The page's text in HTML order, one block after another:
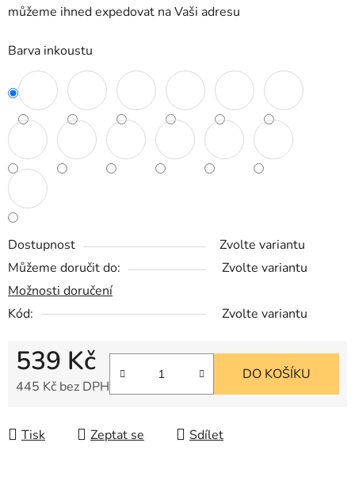
můžeme ihned expedovat na Vaši adresu
Barva inkoustu
Dostupnost
Zvolte variantu
Můžeme doručit do:
Zvolte variantu
Možnosti doručení
Kód:
Zvolte variantu
539 Kč
445 Kč bez DPH
DO KOŠÍKU
Tisk Zeptat se Sdílet